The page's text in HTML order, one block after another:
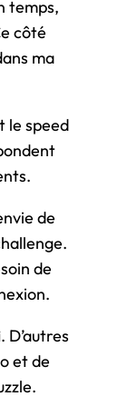
temps,
côté
ma
le speed
de
de
D’autres
et de